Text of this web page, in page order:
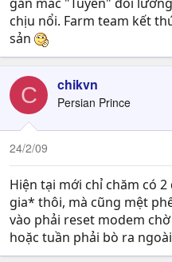
chịu nổi. Farm team kết
sản
C chikvn
Persian Prince
24/2/09
Hiện tại mới chỉ chăm có
gia* thôi, mà cũng mệt
vào phải reset modem
hoặc tuần phải bò ra